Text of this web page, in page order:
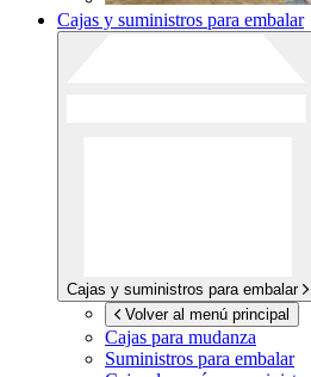
Cajas y suministros para embalar
Cajas y suministros para embalar
Volver al menú principal
Cajas para mudanza
Suministros para embalar